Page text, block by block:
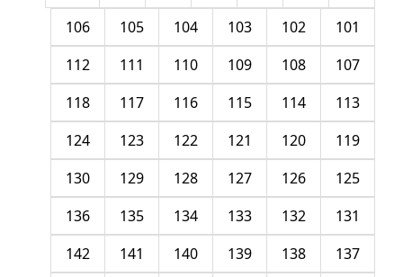
101
102
103
104
105
106
107
108
109
110
111
112
113
114
115
116
117
118
119
120
121
122
123
124
125
126
127
128
129
130
131
132
133
134
135
136
137
138
139
140
141
142